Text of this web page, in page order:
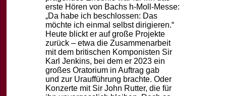
erste Hören von Bachs h-Moll-Messe:
„Da habe ich beschlossen: Das
möchte ich einmal selbst dirigieren.“
Heute blickt er auf große Projekte
zurück – etwa die Zusammenarbeit
mit dem britischen Komponisten Sir
Karl Jenkins, bei dem er 2023 ein
großes Oratorium in Auftrag gab
und zur Uraufführung brachte. Oder
Konzerte mit Sir John Rutter, die für